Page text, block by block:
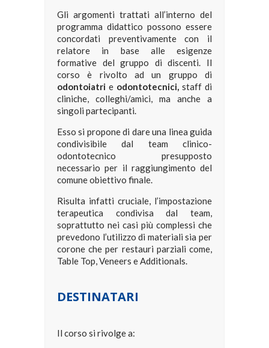
Gli argomenti trattati all’interno del
programma didattico possono essere
concordati preventivamente con il
relatore in base alle esigenze
formative del gruppo di discenti. Il
corso è rivolto ad un gruppo di
odontoiatri e odontotecnici, staff di
cliniche, colleghi/amici, ma anche a
singoli partecipanti.
Esso si propone di dare una linea guida
condivisibile dal team clinico-
odontotecnico presupposto
necessario per il raggiungimento del
comune obiettivo finale.
Risulta infatti cruciale, l’impostazione
terapeutica condivisa dal team,
soprattutto nei casi più complessi che
prevedono l’utilizzo di materiali sia per
corone che per restauri parziali come,
Table Top, Veneers e Additionals.
DESTINATARI
Il corso si rivolge a: